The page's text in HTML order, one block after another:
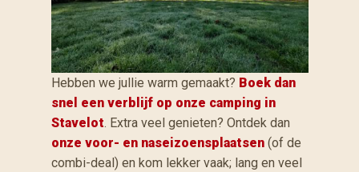
Hebben we jullie warm gemaakt? Boek dan
snel een verblijf op onze camping in
Stavelot. Extra veel genieten? Ontdek dan
onze voor- en naseizoensplaatsen(of de
combi-deal) en kom lekker vaak; lang en veel